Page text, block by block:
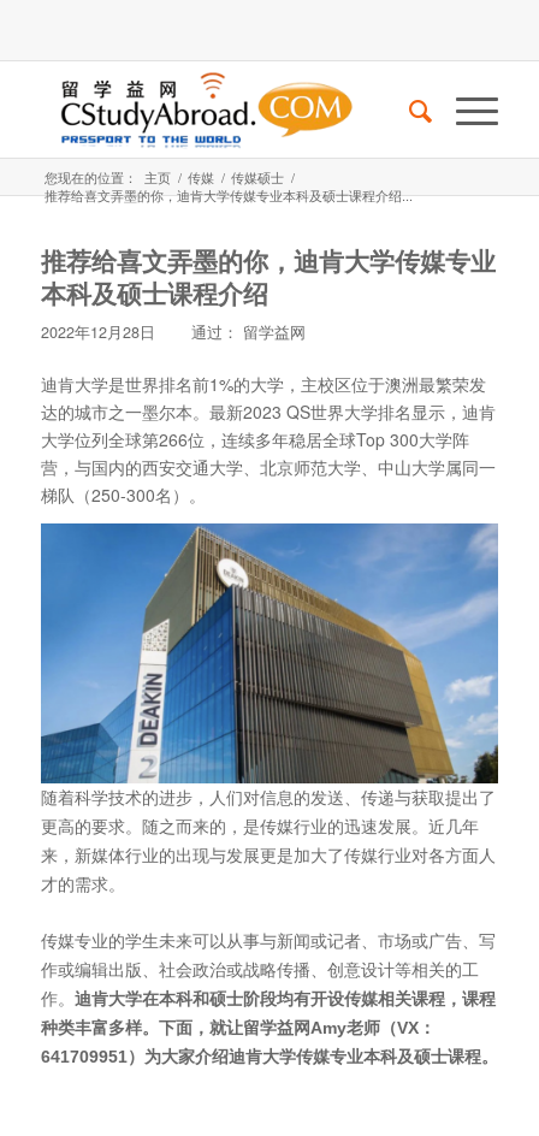
您现在的位置： 主页 / 传媒 / 传媒硕士 /
推荐给喜文弄墨的你，迪肯大学传媒专业本科及硕士课程介绍...
推荐给喜文弄墨的你，迪肯大学传媒专业
本科及硕士课程介绍
2022年12月28日 通过： 留学益网
迪肯大学是世界排名前1%的大学，主校区位于澳洲最繁荣发
达的城市之一墨尔本。最新2023 QS世界大学排名显示，迪肯
大学位列全球第266位，连续多年稳居全球Top 300大学阵
营，与国内的西安交通大学、北京师范大学、中山大学属同一
梯队（250-300名）。
随着科学技术的进步，人们对信息的发送、传递与获取提出了
更高的要求。随之而来的，是传媒行业的迅速发展。近几年
来，新媒体行业的出现与发展更是加大了传媒行业对各方面人
才的需求。
传媒专业的学生未来可以从事与新闻或记者、市场或广告、写
作或编辑出版、社会政治或战略传播、创意设计等相关的工
作。 迪肯大学在本科和硕士阶段均有开设传媒相关课程，课程
种类丰富多样。下面，就让留学益网Amy老师（VX：
641709951）为大家介绍迪肯大学传媒专业本科及硕士课程。